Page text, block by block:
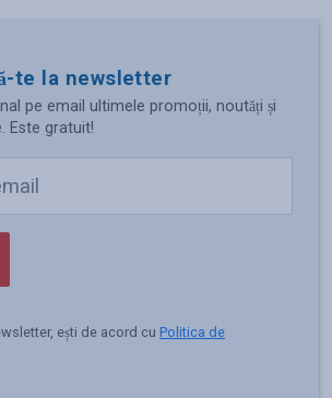
te la newsletter
pe email ultimele promoții, noutăți și
Este gratuit!
ești de acord cu Politica de